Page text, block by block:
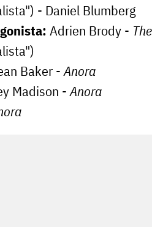
- Daniel Blumberg
Adrien Brody - The
Baker - Anora
Madison - Anora